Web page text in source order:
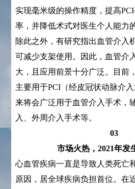
实现毫米级的操作精度，提高
率，并降低术式对医生个人能力
除此之外，有研究指出血管介入
可减少支架使用。因此，血管介
大，且应用前景十分广泛。目前
主要用于PCI（经皮冠状动脉介
来将会广泛用于血管介入手术，
入、外周介入手术等。
03
市场火热，2021年发
心血管疾病一直是导致人类死亡
原因，居全球疾病负担首位。在